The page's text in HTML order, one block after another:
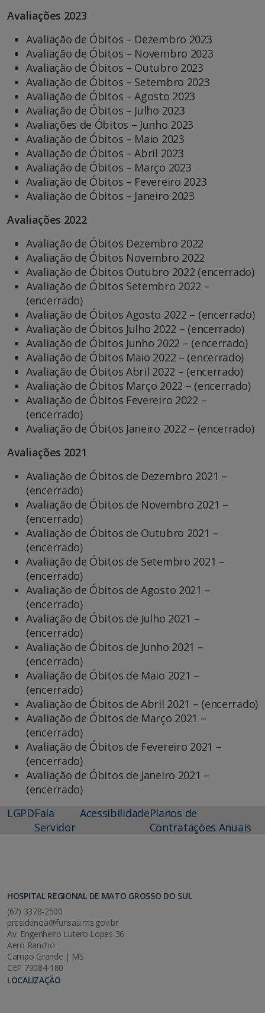
Avaliações 2023
Avaliação de Óbitos – Dezembro 2023
Avaliação de Óbitos – Novembro 2023
Avaliação de Óbitos – Outubro 2023
Avaliação de Óbitos – Setembro 2023
Avaliação de Óbitos – Agosto 2023
Avaliação de Óbitos – Julho 2023
Avaliações de Óbitos – Junho 2023
Avaliação de Óbitos – Maio 2023
Avaliação de Óbitos – Abril 2023
Avaliação de Óbitos – Março 2023
Avaliação de Óbitos – Fevereiro 2023
Avaliação de Óbitos – Janeiro 2023
Avaliações 2022
Avaliação de Óbitos Dezembro 2022
Avaliação de Óbitos Novembro 2022
Avaliação de Óbitos Outubro 2022 (encerrado)
Avaliação de Óbitos Setembro 2022 –
(encerrado)
Avaliação de Óbitos Agosto 2022 – (encerrado)
Avaliação de Óbitos Julho 2022 – (encerrado)
Avaliação de Óbitos Junho 2022 – (encerrado)
Avaliação de Óbitos Maio 2022 – (encerrado)
Avaliação de Óbitos Abril 2022 – (encerrado)
Avaliação de Óbitos Março 2022 – (encerrado)
Avaliação de Óbitos Fevereiro 2022 –
(encerrado)
Avaliação de Óbitos Janeiro 2022 – (encerrado)
Avaliações 2021
Avaliação de Óbitos de Dezembro 2021 –
(encerrado)
Avaliação de Óbitos de Novembro 2021 –
(encerrado)
Avaliação de Óbitos de Outubro 2021 –
(encerrado)
Avaliação de Óbitos de Setembro 2021 –
(encerrado)
Avaliação de Óbitos de Agosto 2021 –
(encerrado)
Avaliação de Óbitos de Julho 2021 –
(encerrado)
Avaliação de Óbitos de Junho 2021 –
(encerrado)
Avaliação de Óbitos de Maio 2021 –
(encerrado)
Avaliação de Óbitos de Abril 2021 – (encerrado)
Avaliação de Óbitos de Março 2021 –
(encerrado)
Avaliação de Óbitos de Fevereiro 2021 –
(encerrado)
Avaliação de Óbitos de Janeiro 2021 –
(encerrado)
LGPDFala
Servidor
AcessibilidadePlanos de
Contratações Anuais
HOSPITAL REGIONAL DE MATO GROSSO DO SUL
(67) 3378-2500
presidencia@funsau.ms.gov.br
Av. Engenheiro Lutero Lopes 36
Aero Rancho
Campo Grande | MS
CEP 79084-180
LOCALIZAÇÃO